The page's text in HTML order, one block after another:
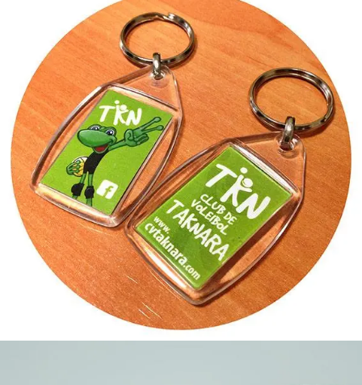
Llaveros personalizados
Personalización